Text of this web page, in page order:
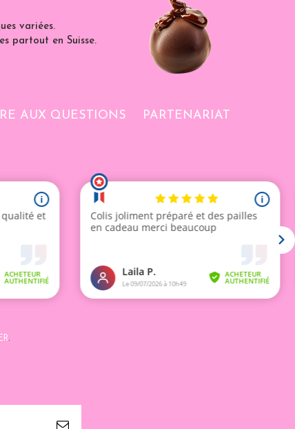
variées.
partout en Suisse.
AUX QUESTIONS
PARTENARIAT
.